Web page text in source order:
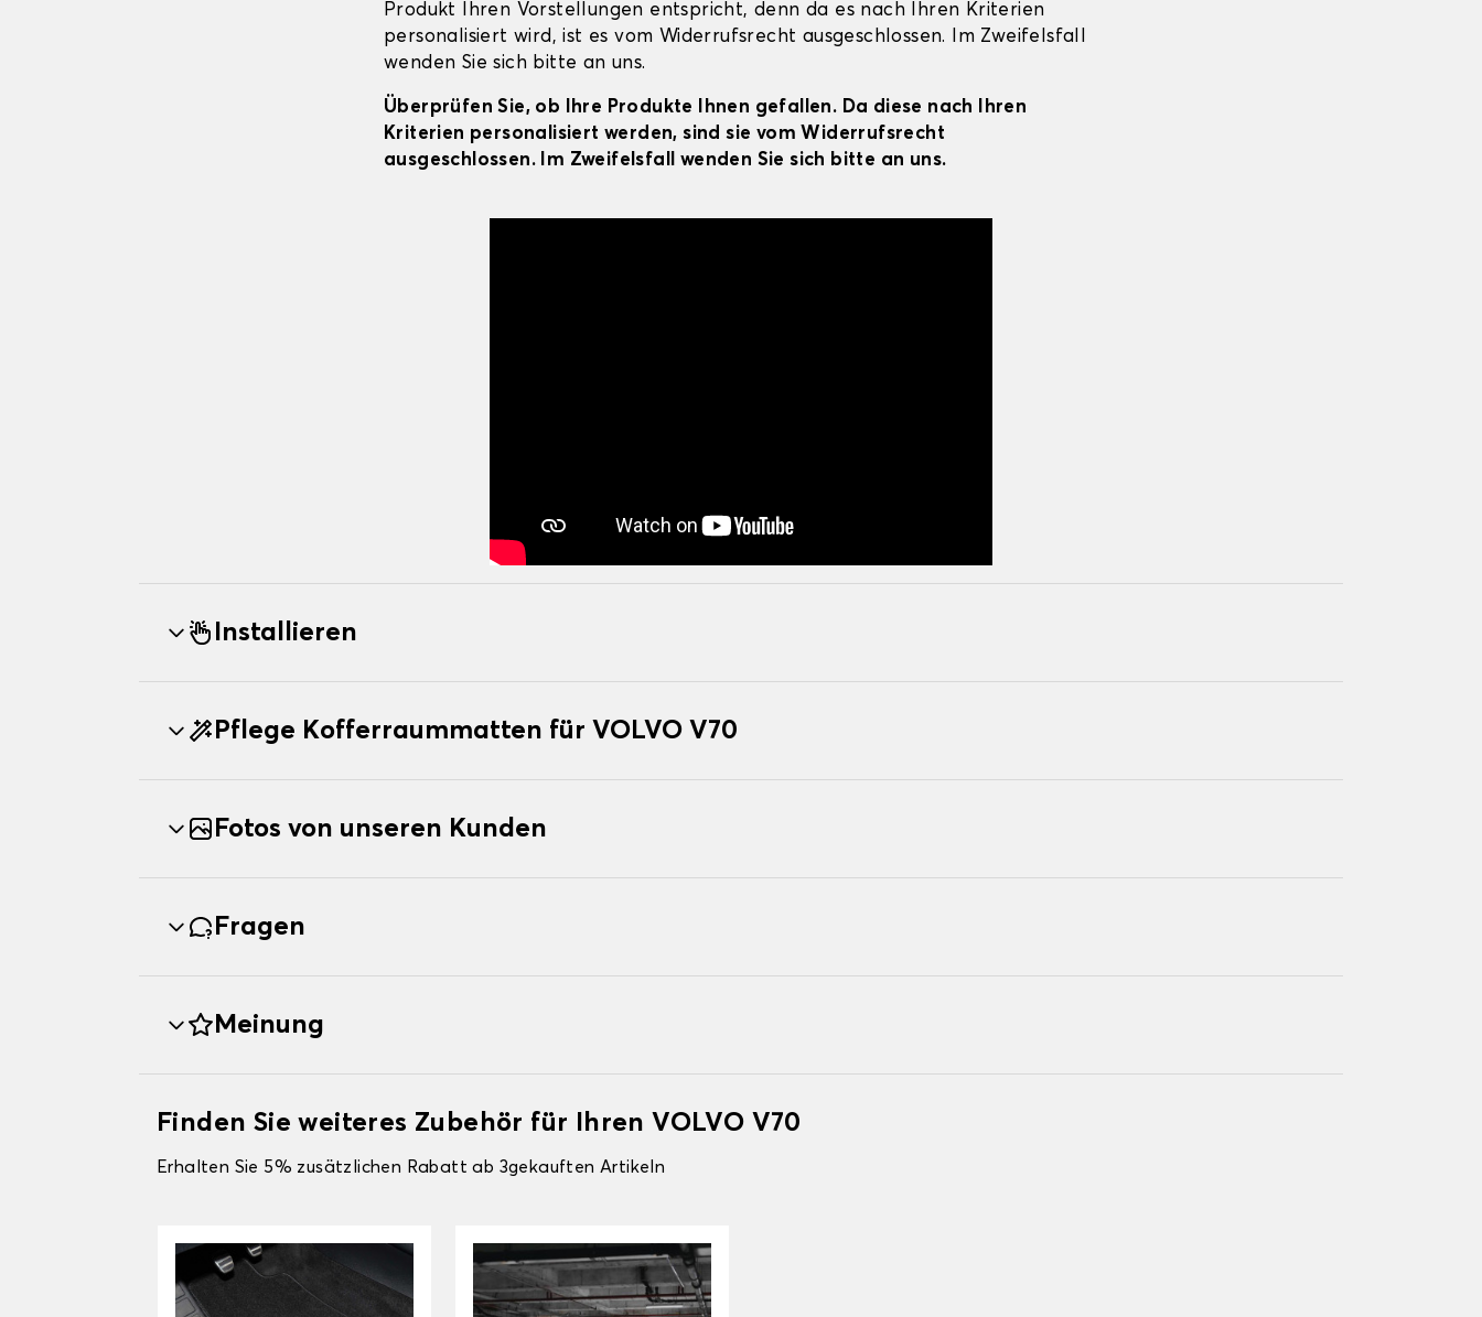
Produkt Ihren Vorstellungen entspricht, denn da es nach Ihren Kriterien
personalisiert wird, ist es vom Widerrufsrecht ausgeschlossen. Im Zweifelsfall
wenden Sie sich bitte an uns.
Überprüfen Sie, ob Ihre Produkte Ihnen gefallen. Da diese nach Ihren
Kriterien personalisiert werden, sind sie vom Widerrufsrecht
ausgeschlossen. Im Zweifelsfall wenden Sie sich bitte an uns.
Installieren
Pflege Kofferraummatten für VOLVO V70
Fotos von unseren Kunden
Fragen
Meinung
Finden Sie weiteres Zubehör für Ihren VOLVO V70
Erhalten Sie 5% zusätzlichen Rabatt ab 3gekauften Artikeln